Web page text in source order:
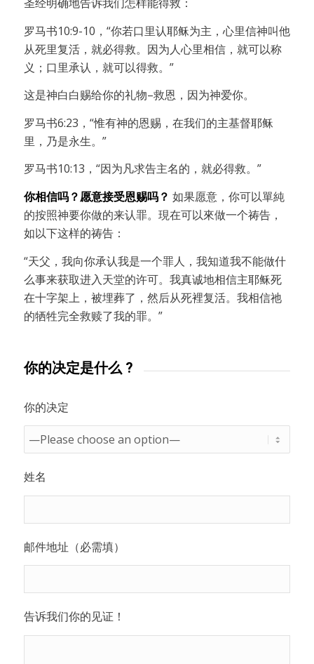
罗马书10:9-10，“你若口里认耶稣为主，心里信神叫他
从死里复活，就必得救。因为人心里相信，就可以称
义；口里承认，就可以得救。”
这是神白白赐给你的礼物–救恩，因为神爱你。
罗马书6:23，“惟有神的恩赐，在我们的主基督耶稣
里，乃是永生。”
罗马书10:13，“因为凡求告主名的，就必得救。”
你相信吗？愿意接受恩赐吗？ 如果愿意，你可以單純
的按照神要你做的来认罪。現在可以來做一个祷告，
如以下这样的祷告：
“天父，我向你承认我是一个罪人，我知道我不能做什
么事来获取进入天堂的许可。我真诚地相信主耶稣死
在十字架上，被埋葬了，然后从死裡复活。我相信祂
的牺牲完全救赎了我的罪。”
你的决定是什么 ?
你的决定
姓名
邮件地址（必需填）
告诉我们你的见证！